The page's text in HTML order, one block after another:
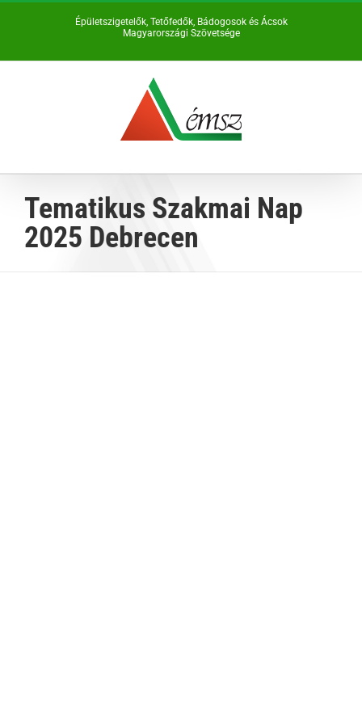
Épületszigetelők, Tetőfedők, Bádogosok és Ácsok
Magyarországi Szövetsége
Tematikus Szakmai Nap
2025 Debrecen